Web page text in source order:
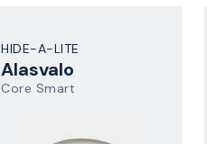
HIDE-A-LITE
Alasvalo
Core Smart